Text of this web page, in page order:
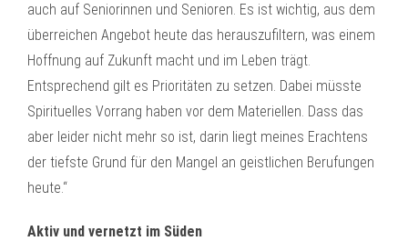
auch auf Seniorinnen und Senioren. Es ist wichtig, aus dem
überreichen Angebot heute das herauszufiltern, was einem
Hoffnung auf Zukunft macht und im Leben trägt.
Entsprechend gilt es Prioritäten zu setzen. Dabei müsste
Spirituelles Vorrang haben vor dem Materiellen. Dass das
aber leider nicht mehr so ist, darin liegt meines Erachtens
der tiefste Grund für den Mangel an geistlichen Berufungen
heute.“
Aktiv und vernetzt im Süden